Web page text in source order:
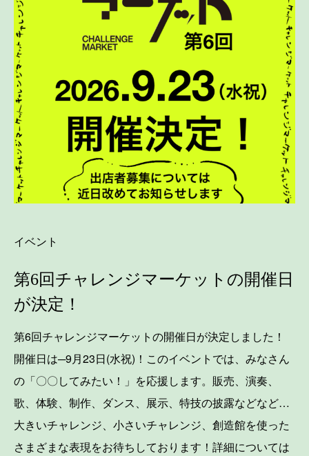
イベント
第6回チャレンジマーケットの開催日
が決定！
第6回チャレンジマーケットの開催日が決定しました！
開催日は─9月23日(水祝)！このイベントでは、みなさん
の「〇〇してみたい！」を応援します。販売、演奏、
歌、体験、制作、ダンス、展示、特技の披露などなど…
大きいチャレンジ、小さいチャレンジ、創造館を使った
さまざまな表現をお待ちしております！詳細については